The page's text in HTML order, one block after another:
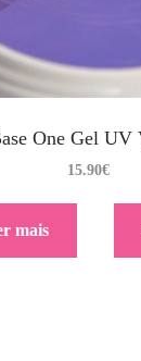
One Gel UV
15.90€
mais